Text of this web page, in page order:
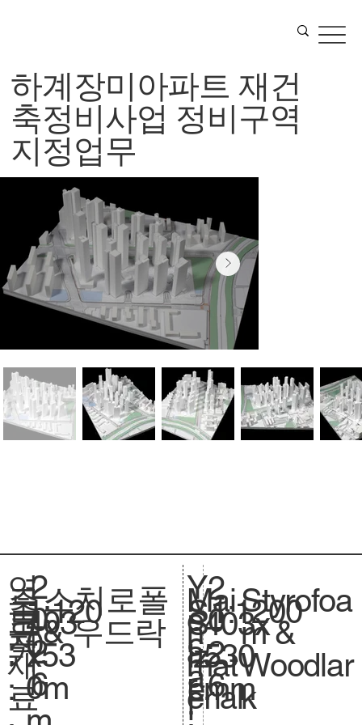
하계장미아파트 재건
축정비사업 정비구역
지정업무
연
도
:
2
0
2
6
주
요
재
료
축
척
.
스치로폴
& 우드락
1:120
0
크
기
.
403
x53
0m
Y
e
a
r
:
Mai
n
mat
erial
S
c
a
l
S
iz
e.
2
0
2
6
1:1200
403x
530
mm
Styrofoa
m &
Woodlar
k